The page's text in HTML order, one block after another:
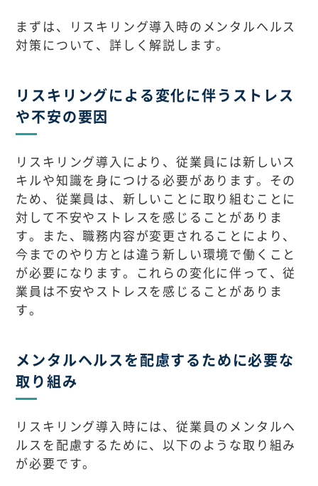
まずは、リスキリング導入時のメンタルヘルス
対策について、詳しく解説します。
リスキリングによる変化に伴うストレス
や不安の要因
リスキリング導入により、従業員には新しいス
キルや知識を身につける必要があります。その
ため、従業員は、新しいことに取り組むことに
対して不安やストレスを感じることがありま
す。また、職務内容が変更されることにより、
今までのやり方とは違う新しい環境で働くこと
が必要になります。これらの変化に伴って、従
業員は不安やストレスを感じることがありま
す。
メンタルヘルスを配慮するために必要な
取り組み
リスキリング導入時には、従業員のメンタルヘ
ルスを配慮するために、以下のような取り組み
が必要です。